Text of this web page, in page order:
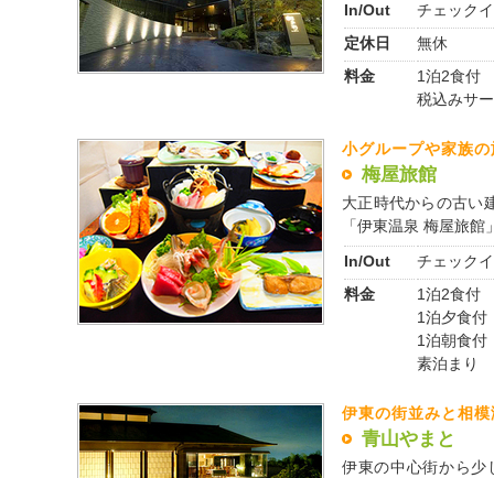
In/Out
チェック
定休日
無休
料金
1泊2食付
税込みサ
小グループや家族
梅屋旅館
大正時代からの古い
「伊東温泉 梅屋旅
In/Out
チェック
料金
1泊2食付
1泊夕食
1泊朝食
素泊まり
伊東の街並みと相
青山やまと
伊東の中心街から少